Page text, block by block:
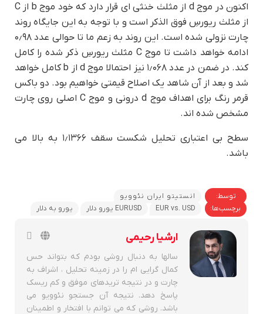
اکنون در موج d از مثلث خنثی ای قرار دارد که خود موج b از C
از مثلث ریورسِ فوق الذکر است و با توجه به این جایگاه روند
چارت نزولی شده است. این روند به زعم ما تا حوالی عدد ۰٫۹۸
ادامه خواهد داشت تا موج C مثلث ریورسِ ذکر شده را کامل
کند. در ضمن در عدد ۱٫۰۶۸ نیز احتمالا موج d از b کامل خواهد
شد و بعد از آن شاهد یک اصلاح قیمتی خواهیم بود. دو باکس
قرمر رنگ برای اهداف موج d درونی و موج C اصلی روی چارت
مشخص شده اند.
سطح بی اعتباری تحلیل شکست سقف ۱٫۱۳۶۶ به بالا می
باشد.
توسط:
انستیتو ایران نئوویو
برچسب‌ها:
EUR vs. USD EURUSD یورو دلار یورو به دلار
ارشیا رحیمی
سالها به دنبال روشی بودم که بتواند حس
کمال گرایی ام را در زمینه تحلیل ، اشراف به
چارت و در نتیجه تریدهای موفق و کم ریسک
پاسخ دهد. نتیجه آن جستجو نئوویو می
باشد. روشی که می توانم با افتخار و اطمینان